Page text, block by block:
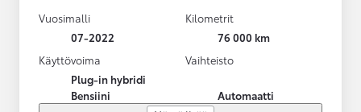
Vuosimalli
07-2022
Kilometrit
76 000 km
Käyttövoima
Plug-in hybridi
Bensiini
Vaihteisto
Automaatti